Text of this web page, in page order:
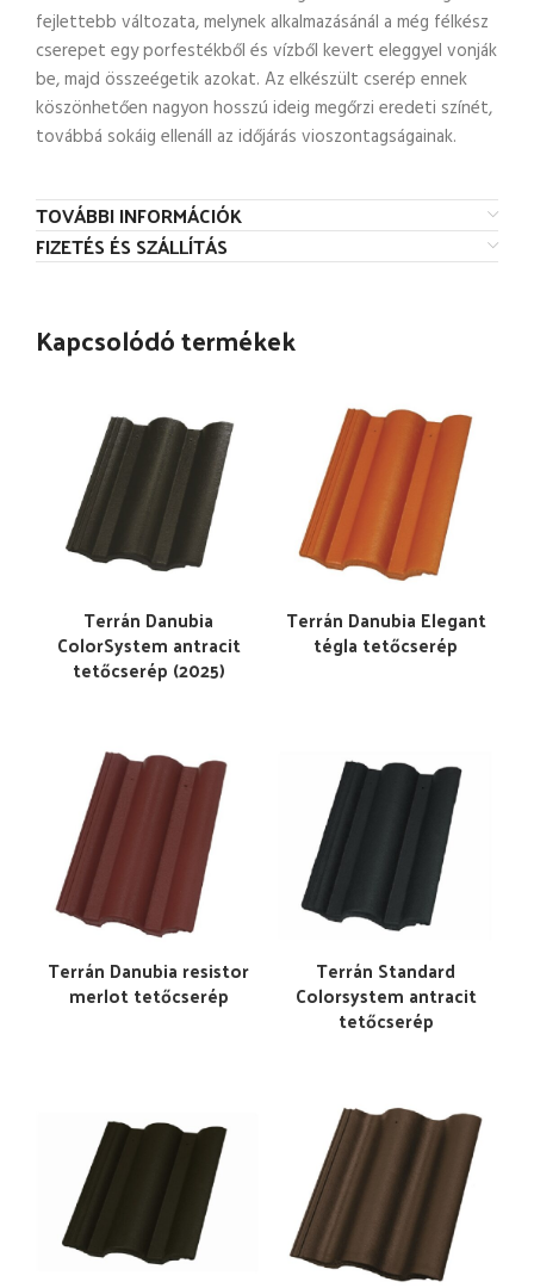
fejlettebb változata, melynek alkalmazásánál a még félkész
cserepet egy porfestékből és vízből kevert eleggyel vonják
be, majd összeégetik azokat. Az elkészült cserép ennek
köszönhetően nagyon hosszú ideig megőrzi eredeti színét,
továbbá sokáig ellenáll az időjárás vioszontagságainak.
TOVÁBBI INFORMÁCIÓK
FIZETÉS ÉS SZÁLLÍTÁS
Kapcsolódó termékek
Terrán Danubia
ColorSystem antracit
tetőcserép (2025)
Terrán Danubia Elegant
tégla tetőcserép
Terrán Danubia resistor
merlot tetőcserép
Terrán Standard
Colorsystem antracit
tetőcserép